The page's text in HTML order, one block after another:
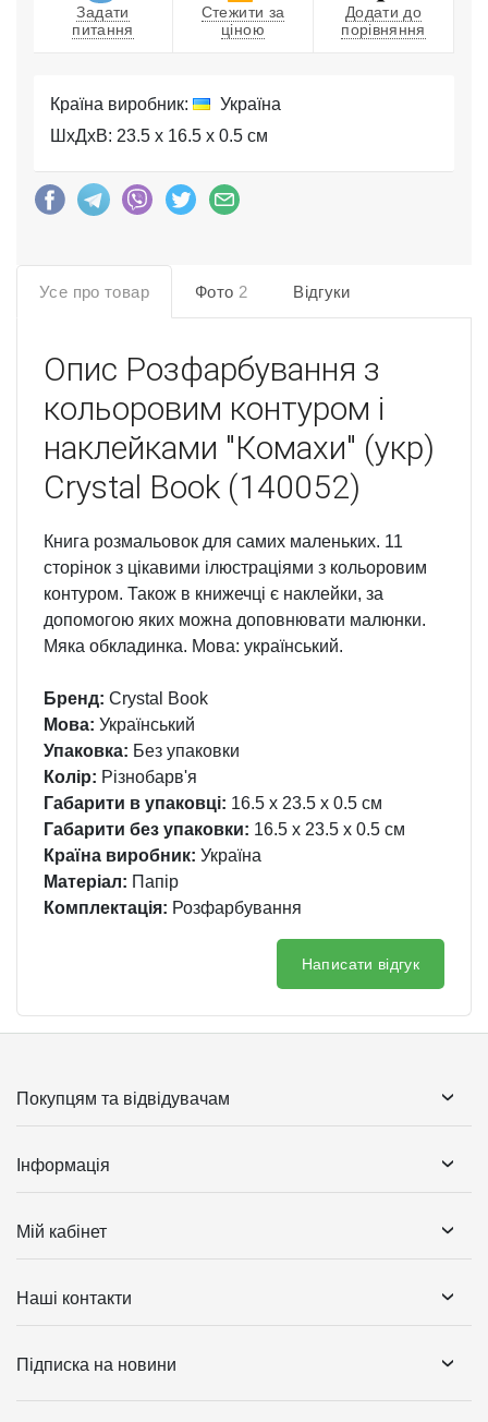
Задати
питання
Стежити за
ціною
Додати до
порівняння
Країна виробник:
Україна
ШхДхВ: 23.5 x 16.5 x 0.5 см
Усе про товар Фото 2 Відгуки
Опис Розфарбування з
кольоровим контуром і
наклейками "Комахи" (укр)
Crystal Book (140052)
Книга розмальовок для самих маленьких. 11
сторінок з цікавими ілюстраціями з кольоровим
контуром. Також в книжечці є наклейки, за
допомогою яких можна доповнювати малюнки.
Мяка обкладинка. Мова: український.
Бренд: Crystal Book
Мова: Український
Упаковка: Без упаковки
Колір: Різнобарв'я
Габарити в упаковці: 16.5 x 23.5 x 0.5 см
Габарити без упаковки: 16.5 x 23.5 x 0.5 см
Країна виробник: Україна
Матеріал: Папір
Комплектація: Розфарбування
Написати відгук
Покупцям та відвідувачам
Інформація
Мій кабінет
Наші контакти
Підписка на новини